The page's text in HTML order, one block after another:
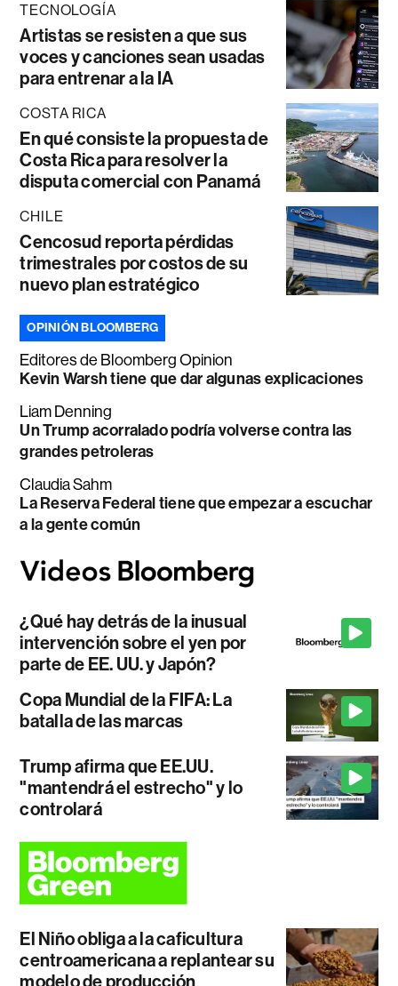
TECNOLOGÍA
Artistas se resisten a que sus
voces y canciones sean usadas
para entrenar a la IA
COSTA RICA
En qué consiste la propuesta de
Costa Rica para resolver la
disputa comercial con Panamá
CHILE
Cencosud reporta pérdidas
trimestrales por costos de su
nuevo plan estratégico
OPINIÓN BLOOMBERG
Editores de Bloomberg Opinion
Kevin Warsh tiene que dar algunas explicaciones
Liam Denning
Un Trump acorralado podría volverse contra las
grandes petroleras
Claudia Sahm
La Reserva Federal tiene que empezar a escuchar
a la gente común
¿Qué hay detrás de la inusual
intervención sobre el yen por
parte de EE. UU. y Japón?
Copa Mundial de la FIFA: La
batalla de las marcas
Trump afirma que EE.UU.
"mantendrá el estrecho" y lo
controlará
El Niño obliga a la caficultura
centroamericana a replantear su